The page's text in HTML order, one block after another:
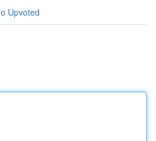
Upvoted